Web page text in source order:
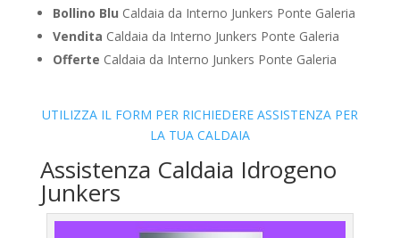
Bollino Blu Caldaia da Interno Junkers Ponte Galeria
Vendita Caldaia da Interno Junkers Ponte Galeria
Offerte Caldaia da Interno Junkers Ponte Galeria
UTILIZZA IL FORM PER RICHIEDERE ASSISTENZA PER
LA TUA CALDAIA
Assistenza Caldaia Idrogeno
Junkers